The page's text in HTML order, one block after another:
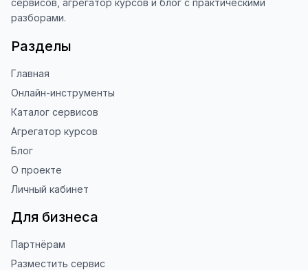
использование ToolFox! 🚀
разборами.
Разделы
Главная
Онлайн-инструменты
Каталог сервисов
Агрегатор курсов
Блог
О проекте
Личный кабинет
Для бизнеса
Партнёрам
Разместить сервис